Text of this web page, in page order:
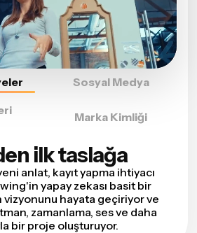
Sosyal Medya
Marka Kimliği
ilk taslağa
anlat, kayıt yapma ihtiyacı
yapay zekası basit bir
hayata geçiriyor ve
zamanlama, ses ve daha
bir proje oluşturuyor.